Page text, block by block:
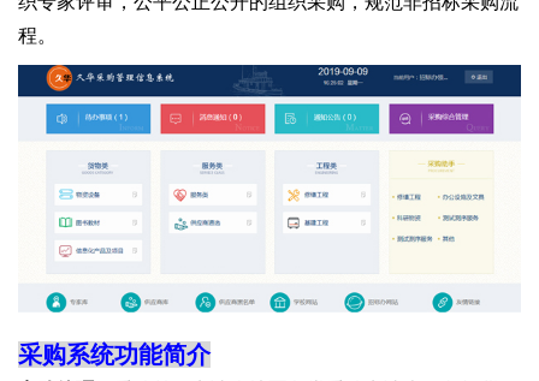
程。
采购系统功能简介